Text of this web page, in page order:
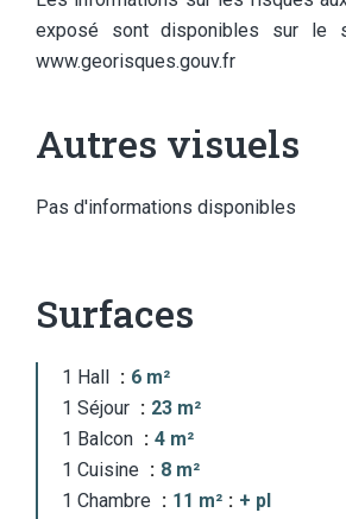
exposé sont disponibles sur le
www.georisques.gouv.fr
Autres visuels
Pas d'informations disponibles
Surfaces
1 Hall
6 m²
1 Séjour
23 m²
1 Balcon
4 m²
1 Cuisine
8 m²
1 Chambre
11 m²
+ pl